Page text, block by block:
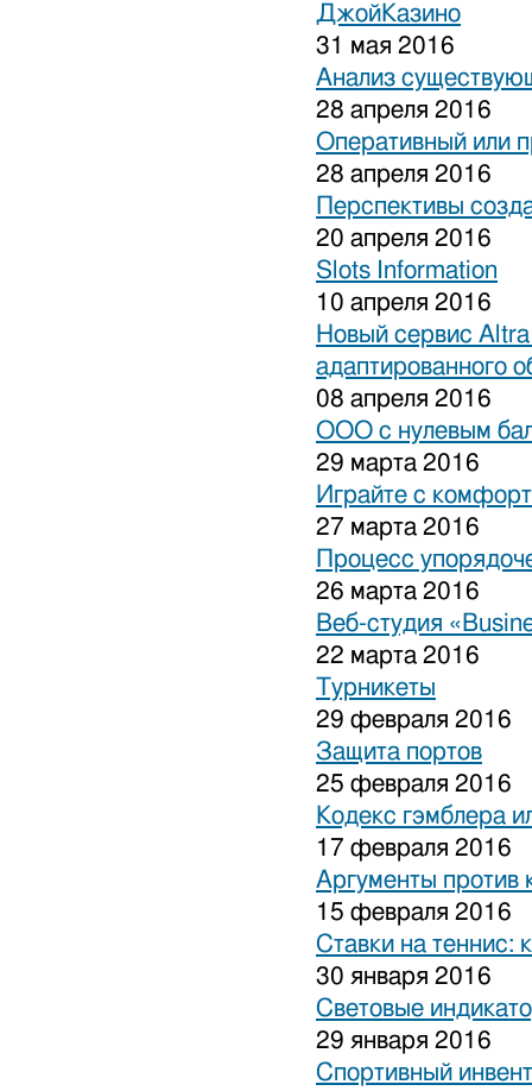
ДжойКазино
31 мая 2016
Анализ
28 апреля 2016
Оперативный или
28 апреля 2016
Перспективы
20 апреля 2016
Slots Information
10 апреля 2016
Новый сервис Altra
адаптированного
08 апреля 2016
ООО с нулевым
29 марта 2016
Играйте с
27 марта 2016
Процесс
26 марта 2016
Веб-студия
22 марта 2016
Турникеты
29 февраля 2016
Защита портов
25 февраля 2016
Кодекс гэмблера
17 февраля 2016
Аргументы против
15 февраля 2016
Ставки на теннис:
30 января 2016
Световые
29 января 2016
Спортивный